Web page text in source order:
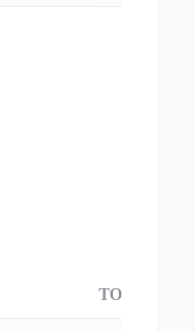
TOP3交易国